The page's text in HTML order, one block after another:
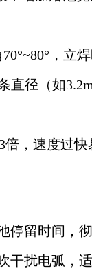
，立焊
径（如
，速度过快
留时间，
扰电弧，适